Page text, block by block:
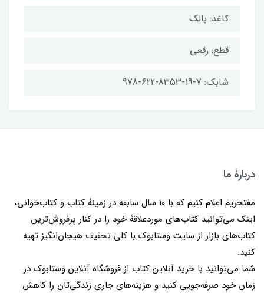
کاغذ: بالک
قطع: رقعی
شابک: 7-19-8353-622-978
دربارۀ ما
مفتخریم اعلام کنیم که با 10 سال سابقه در زمینۀ کتاب و کتاب‌خوانی،
اینک می‌توانید کتاب‌های موردعلاقۀ خود را در کنار پرفروش‌ترین
کتاب‌های بازار از سایت وستابوک با کلی تخفیف هیجان‌انگیز تهیه
کنید.
شما می‌توانید با خرید آنلاین کتاب از فروشگاه آنلاین وستابوک در
زمان خود صرفه‌جویی کنید و هزینه‌های جاری زندگی‌تان را کاهش